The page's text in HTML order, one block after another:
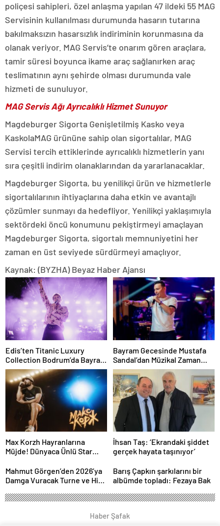
poliçesi sahipleri, özel anlaşma yapılan 47 ildeki 55 MAG
Servisinin kullanılması durumunda hasarın tutarına
bakılmaksızın hasarsızlık indiriminin korunmasına da
olanak veriyor. MAG Servis’te onarım gören araçlara,
tamir süresi boyunca ikame araç sağlanırken araç
teslimatının aynı şehirde olması durumunda vale
hizmeti de sunuluyor.
MAG Servis Ağı Ayrıcalıklı Hizmet Sunuyor
Magdeburger Sigorta Genişletilmiş Kasko veya
KaskolaMAG ürününe sahip olan sigortalılar, MAG
Servisi tercih ettiklerinde ayrıcalıklı hizmetlerin yanı
sıra çeşitli indirim olanaklarından da yararlanacaklar.
Magdeburger Sigorta, bu yenilikçi ürün ve hizmetlerle
sigortalılarının ihtiyaçlarına daha etkin ve avantajlı
çözümler sunmayı da hedefliyor. Yenilikçi yaklaşımıyla
sektördeki öncü konumunu pekiştirmeyi amaçlayan
Magdeburger Sigorta, sigortalı memnuniyetini her
zaman en üst seviyede sürdürmeyi amaçlıyor.
Kaynak: (BYZHA) Beyaz Haber Ajansı
Edis’ten Titanic Luxury
Collection Bodrum’da Bayram
Gecesine Damga Vuran
Performans
Bayram Gecesinde Mustafa
Sandal’dan Müzikal Zaman
Yolculuğu
Max Korzh Hayranlarına
Müjde! Dünyaca Ünlü Star
Performansla Hayranlarıyla
Buluşuyor
İhsan Taş: ‘Ekrandaki şiddet
gerçek hayata taşınıyor’
Mahmut Görgen’den 2026’ya
Damga Vuracak Turne ve Hit
Barış Çapkın şarkılarını bir
albümde topladı: Fezaya Bak
Haber Şafak